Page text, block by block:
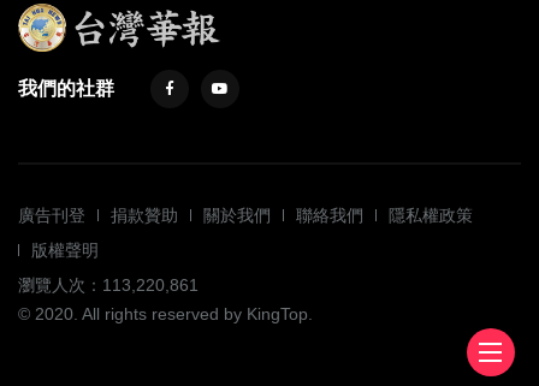
我們的社群
廣告刊登 捐款贊助 關於我們 聯絡我們
隱私權政策
版權聲明
瀏覽人次：113,220,861
© 2020. All rights reserved by KingTop.